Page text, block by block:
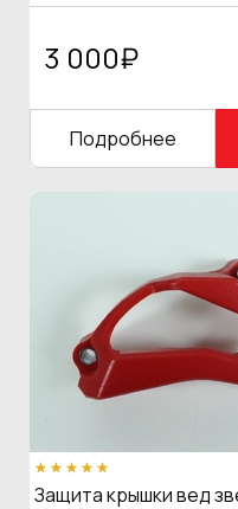
3 000₽
Подробнее
Защита крышки вед